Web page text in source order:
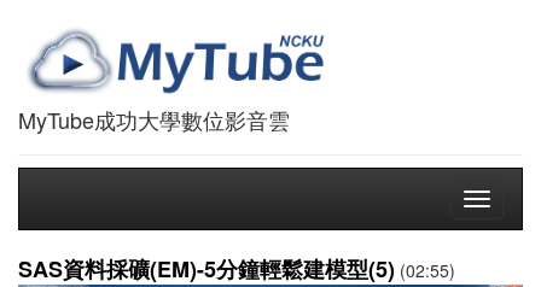
MyTube成功大學數位影音雲
Toggle
SAS資料採礦(EM)-5分鐘輕鬆建模型(5) (02:55)